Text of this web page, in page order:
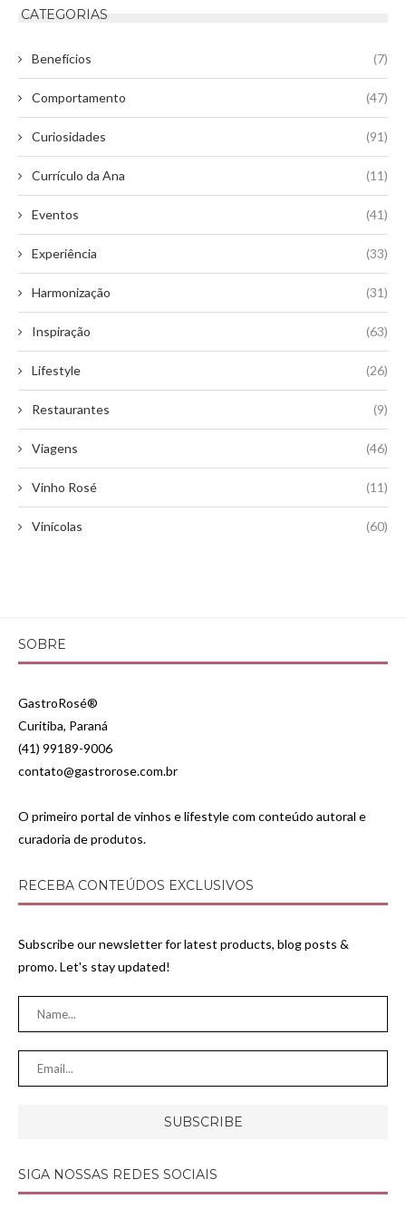
CATEGORIAS
Benefícios (7)
Comportamento (47)
Curiosidades (91)
Currículo da Ana (11)
Eventos (41)
Experiência (33)
Harmonização (31)
Inspiração (63)
Lifestyle (26)
Restaurantes (9)
Viagens (46)
Vinho Rosé (11)
Vinícolas (60)
SOBRE
GastroRosé®
Curitiba, Paraná
(41) 99189-9006
contato@gastrorose.com.br
O primeiro portal de vinhos e lifestyle com conteúdo autoral e
curadoria de produtos.
RECEBA CONTEÚDOS EXCLUSIVOS
Subscribe our newsletter for latest products, blog posts &
promo. Let's stay updated!
SIGA NOSSAS REDES SOCIAIS